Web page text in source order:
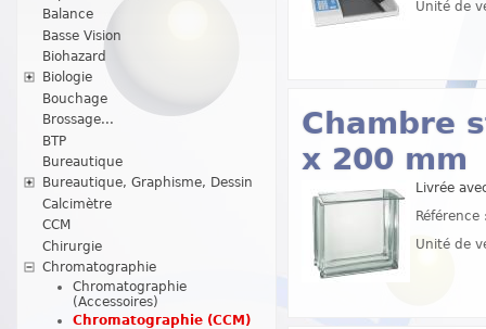
Balance
Basse Vision
Biohazard
Biologie
Bouchage
Brossage...
BTP
Bureautique
Bureautique, Graphisme, Dessin
Calcimètre
CCM
Chirurgie
Chromatographie
Chromatographie
(Accessoires)
Chromatographie (CCM)
Unité de
Chambre
x 200 mm
Livrée
Unité de